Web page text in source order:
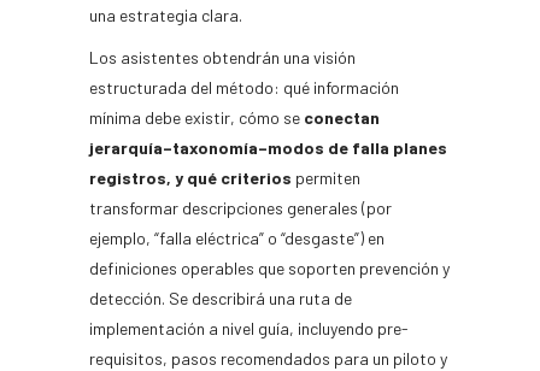
una estrategia clara.
Los asistentes obtendrán una visión
estructurada del método: qué información
mínima debe existir, cómo se conectan
jerarquía–taxonomía–modos de falla planes
registros, y qué criterios permiten
transformar descripciones generales (por
ejemplo, “falla eléctrica” o “desgaste”) en
definiciones operables que soporten prevención y
detección. Se describirá una ruta de
implementación a nivel guía, incluyendo pre-
requisitos, pasos recomendados para un piloto y